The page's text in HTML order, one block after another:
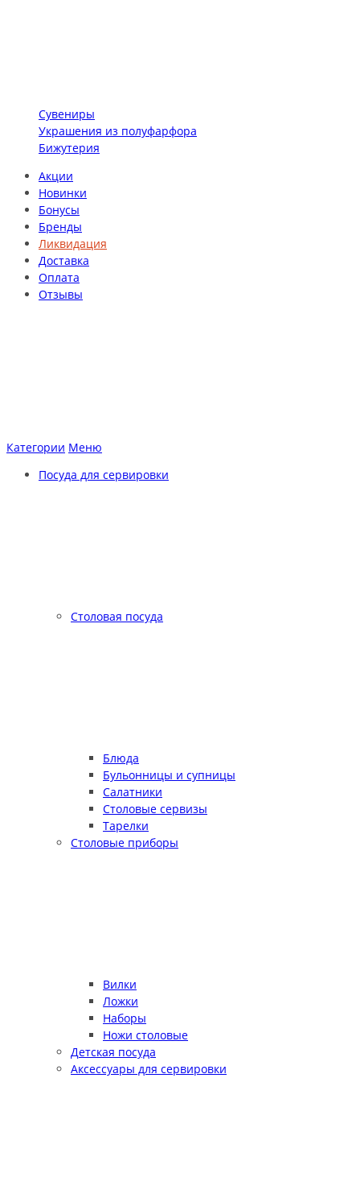
Сувениры
Украшения из полуфарфора
Бижутерия
Акции
Новинки
Бонусы
Бренды
Ликвидация
Доставка
Оплата
Отзывы
Категории Меню
Посуда для сервировки
Столовая посуда
Блюда
Бульонницы и супницы
Салатники
Столовые сервизы
Тарелки
Столовые приборы
Вилки
Ложки
Наборы
Ножи столовые
Детская посуда
Аксессуары для сервировки